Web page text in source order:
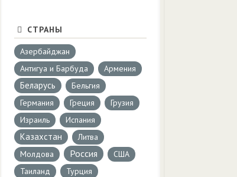
СТРАНЫ
Азербайджан
Антигуа и Барбуда
Армения
Беларусь
Бельгия
Германия
Греция
Грузия
Израиль
Испания
Казахстан
Литва
Молдова
Россия
США
Таиланд
Турция